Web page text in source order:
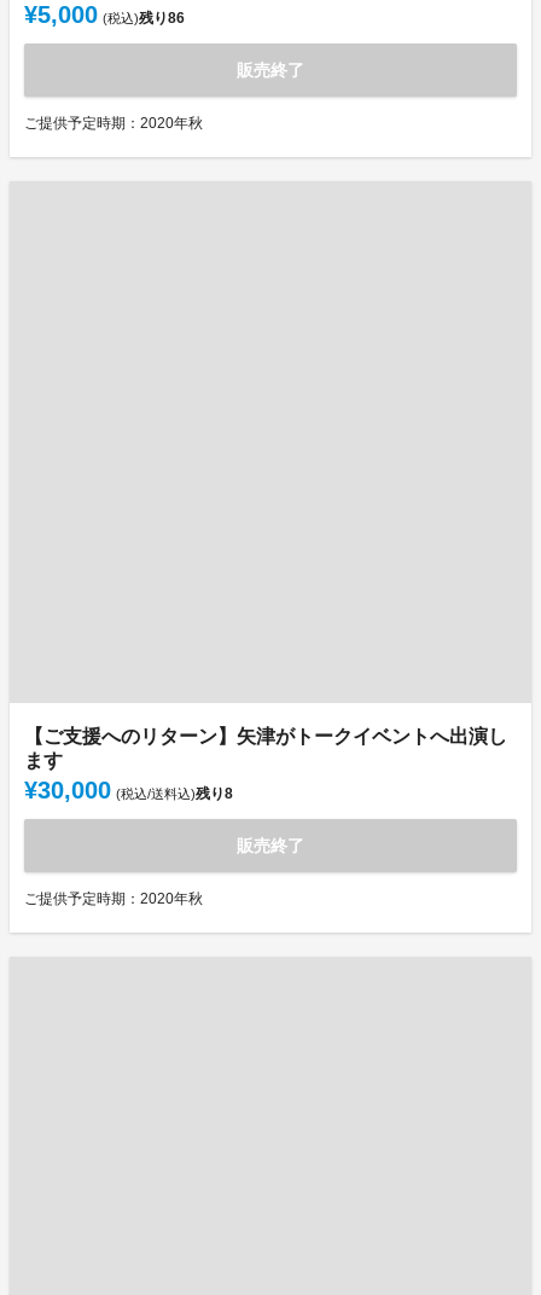
¥5,000 (税込)残り86
販売終了
ご提供予定時期：2020年秋
【ご支援へのリターン】矢津がトークイベントへ出演し
ます
¥30,000 (税込/送料込)残り8
販売終了
ご提供予定時期：2020年秋